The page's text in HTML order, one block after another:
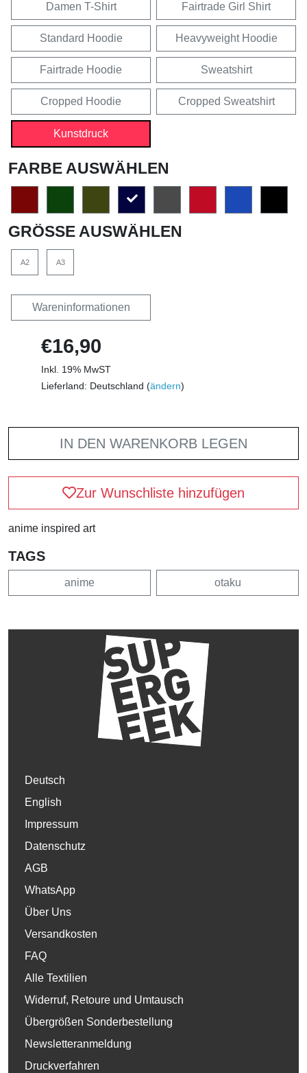
Damen T-Shirt Fairtrade Girl Shirt
Standard Hoodie Heavyweight Hoodie
Fairtrade Hoodie Sweatshirt
Cropped Hoodie Cropped Sweatshirt
Kunstdruck
FARBE AUSWÄHLEN
GRÖSSE AUSWÄHLEN
A2 A3
Wareninformationen
€16,90
Inkl. 19% MwST
Lieferland: Deutschland (ändern)
IN DEN WARENKORB LEGEN
Zur Wunschliste hinzufügen
anime inspired art
TAGS
anime otaku
Deutsch
English
Impressum
Datenschutz
AGB
WhatsApp
Über Uns
Versandkosten
FAQ
Alle Textilien
Widerruf, Retoure und Umtausch
Übergrößen Sonderbestellung
Newsletteranmeldung
Druckverfahren